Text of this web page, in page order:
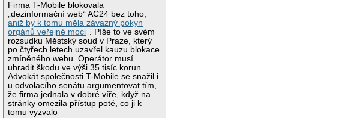
Firma T-Mobile blokovala
„dezinformační web“ AC24 bez toho,
aniž by k tomu měla závazný pokyn
orgánů veřejné moci . Píše to ve svém
rozsudku Městský soud v Praze, který
po čtyřech letech uzavřel kauzu blokace
zmíněného webu. Operátor musí
uhradit škodu ve výši 35 tisíc korun.
Advokát společnosti T-Mobile se snažil i
u odvolacího senátu argumentovat tím,
že firma jednala v dobré víře, když na
stránky omezila přístup poté, co ji k
tomu vyzvalo